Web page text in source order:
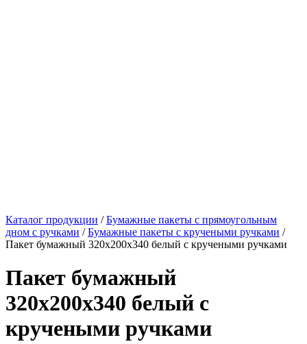
Каталог продукции /Бумажные пакеты с прямоугольным
дном с ручками /Бумажные пакеты с кручеными ручками /
Пакет бумажный 320х200х340 белый с кручеными ручками
Пакет бумажный
320х200х340 белый с
кручеными ручками